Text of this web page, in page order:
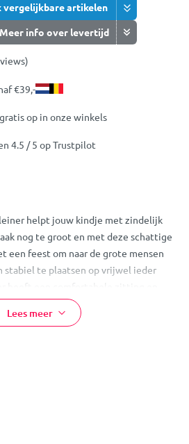
vergelijkbare artikelen
Meer info over levertijd
€39,-
op in onze winkels
4.5 / 5 op Trustpilot
helpt jouw kindje met zindelijk
nog te groot en met deze schattige
feest om naar de grote mensen
stabiel te plaatsen op vrijwel ieder
heeft een comfortabele zitting en
veilige en verantwoorde zitpositie.
worden
Lees meer